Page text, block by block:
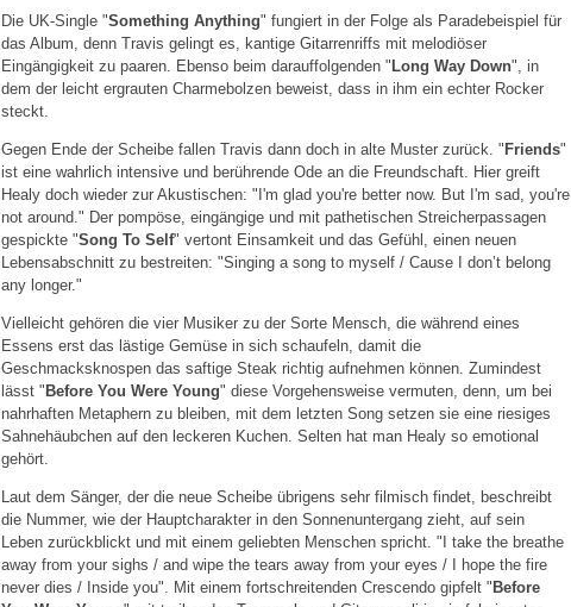
Die UK-Single "Something Anything" fungiert in der Folge als Paradebeispiel für
das Album, denn Travis gelingt es, kantige Gitarrenriffs mit melodiöser
Eingängigkeit zu paaren. Ebenso beim darauffolgenden " Long Way Down", in
dem der leicht ergrauten Charmebolzen beweist, dass in ihm ein echter Rocker
steckt.
Gegen Ende der Scheibe fallen Travis dann doch in alte Muster zurück. " Friends"
ist eine wahrlich intensive und berührende Ode an die Freundschaft. Hier greift
Healy doch wieder zur Akustischen: "I'm glad you're better now. But I'm sad, you're
not around." Der pompöse, eingängige und mit pathetischen Streicherpassagen
gespickte "Song To Self" vertont Einsamkeit und das Gefühl, einen neuen
Lebensabschnitt zu bestreiten: "Singing a song to myself / Cause I don’t belong
any longer."
Vielleicht gehören die vier Musiker zu der Sorte Mensch, die während eines
Essens erst das lästige Gemüse in sich schaufeln, damit die
Geschmacksknospen das saftige Steak richtig aufnehmen können. Zumindest
lässt " Before You Were Young" diese Vorgehensweise vermuten, denn, um bei
nahrhaften Metaphern zu bleiben, mit dem letzten Song setzen sie eine riesiges
Sahnehäubchen auf den leckeren Kuchen. Selten hat man Healy so emotional
gehört.
Laut dem Sänger, der die neue Scheibe übrigens sehr filmisch findet, beschreibt
die Nummer, wie der Hauptcharakter in den Sonnenuntergang zieht, auf sein
Leben zurückblickt und mit einem geliebten Menschen spricht. "I take the breathe
away from your sighs / and wipe the tears away from your eyes / I hope the fire
never dies / Inside you". Mit einem fortschreitenden Crescendo gipfelt " Before